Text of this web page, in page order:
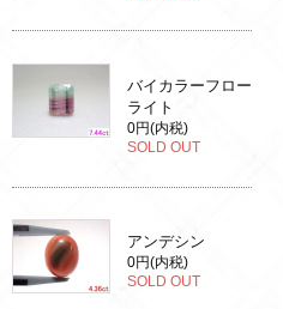
バイカラーフロー
ライト
0円(内税)
SOLD OUT
アンデシン
0円(内税)
SOLD OUT